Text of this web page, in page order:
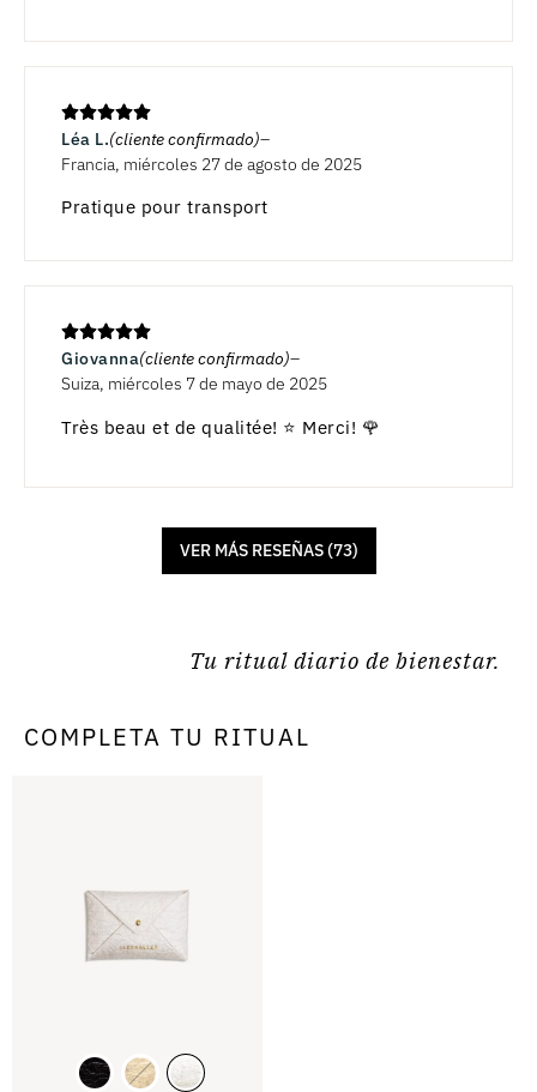
Léa L.(cliente confirmado)
Francia, miércoles 27 de agosto de 2025
Pratique pour transport
Giovanna(cliente confirmado)
Suiza, miércoles 7 de mayo de 2025
Très beau et de qualitée! ⭐️ Merci! 🌹
VER MÁS RESEÑAS (73)
Tu ritual diario de bienestar.
COMPLETA TU RITUAL